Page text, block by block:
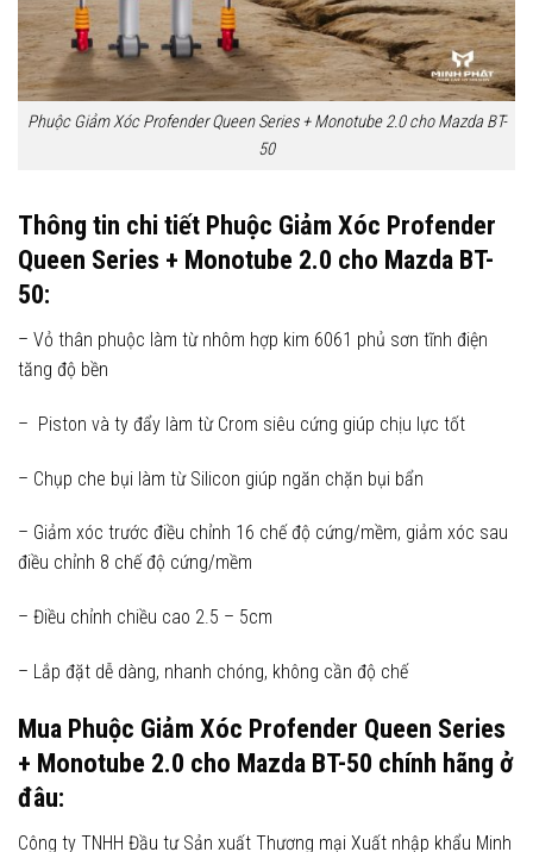
Phuộc Giảm Xóc Profender Queen Series + Monotube 2.0 cho Mazda BT-
50
Thông tin chi tiết Phuộc Giảm Xóc Profender
Queen Series + Monotube 2.0 cho Mazda BT-
50:
– Vỏ thân phuộc làm từ nhôm hợp kim 6061 phủ sơn tĩnh điện
tăng độ bền
– Piston và ty đẩy làm từ Crom siêu cứng giúp chịu lực tốt
– Chụp che bụi làm từ Silicon giúp ngăn chặn bụi bẩn
– Giảm xóc trước điều chỉnh 16 chế độ cứng/mềm, giảm xóc sau
điều chỉnh 8 chế độ cứng/mềm
– Điều chỉnh chiều cao 2.5 – 5cm
– Lắp đặt dễ dàng, nhanh chóng, không cần độ chế
Mua Phuộc Giảm Xóc Profender Queen Series
+ Monotube 2.0 cho Mazda BT-50 chính hãng ở
đâu:
Công ty TNHH Đầu tư Sản xuất Thương mại Xuất nhập khẩu Minh